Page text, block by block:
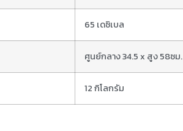
65 เดซิเบล
ศูนย์กลาง 34.5 x สูง 58ซม.
12 กิโลกรัม